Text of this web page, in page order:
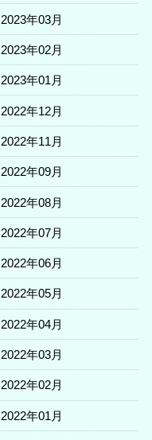
2023年03月
2023年02月
2023年01月
2022年12月
2022年11月
2022年09月
2022年08月
2022年07月
2022年06月
2022年05月
2022年04月
2022年03月
2022年02月
2022年01月